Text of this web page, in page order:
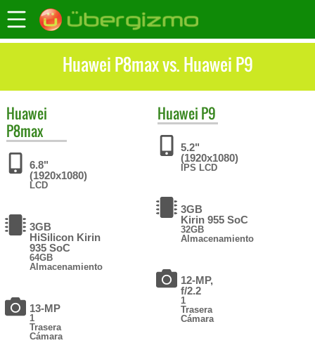
Huawei P8max vs. Huawei P9
Huawei
P8max
6.8"
(1920x1080)
LCD
3GB
HiSilicon Kirin
935 SoC
64GB
Almacenamiento
13-MP
1
Trasera
Cámara
Huawei P9
5.2"
(1920x1080)
IPS LCD
3GB
Kirin 955 SoC
32GB
Almacenamiento
12-MP,
f/2.2
1
Trasera
Cámara